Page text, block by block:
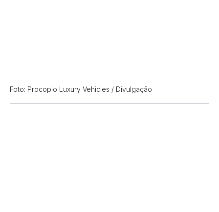
Foto: Procopio Luxury Vehicles / Divulgação